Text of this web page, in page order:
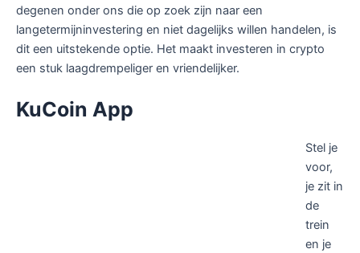
degenen onder ons die op zoek zijn naar een
langetermijninvestering en niet dagelijks willen handelen, is
dit een uitstekende optie. Het maakt investeren in crypto
een stuk laagdrempeliger en vriendelijker.
KuCoin App
Stel je
voor,
je zit in
de
trein
en je